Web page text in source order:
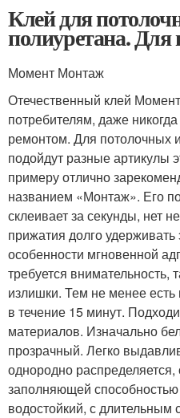
Клей для
полиуретана. Для
Момент Монтаж
Отечественный клей
потребителям, даже
ремонтом. Для потолочных
подойдут разные артикулы
примеру отлично
названием «Монтаж». Его
склеивает за секунды, нет
прижатия долго
особенности мгновенной
требуется внимательность,
излишки. Тем не менее есть
в течение 15 минут.
материалов. Изначально
прозрачный. Легко
однородно
заполняющей
водостойкий, с длительным